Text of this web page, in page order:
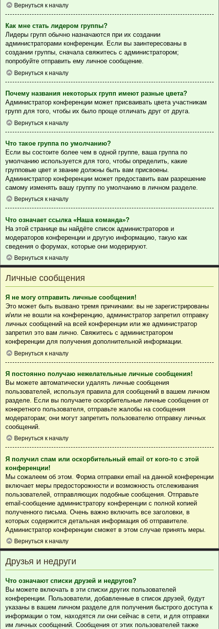
Вернуться к началу
Как мне стать лидером группы?
Лидеры групп обычно назначаются при их создании
администраторами конференции. Если вы заинтересованы в
создании группы, сначала свяжитесь с администратором;
попробуйте отправить ему личное сообщение.
Вернуться к началу
Почему названия некоторых групп имеют разные цвета?
Администратор конференции может присваивать цвета участникам
групп для того, чтобы их было проще отличать друг от друга.
Вернуться к началу
Что такое группа по умолчанию?
Если вы состоите более чем в одной группе, ваша группа по
умолчанию используется для того, чтобы определить, какие
групповые цвет и звание должны быть вам присвоены.
Администратор конференции может предоставить вам разрешение
самому изменять вашу группу по умолчанию в личном разделе.
Вернуться к началу
Что означает ссылка «Наша команда»?
На этой странице вы найдёте список администраторов и
модераторов конференции и другую информацию, такую как
сведения о форумах, которые они модерируют.
Вернуться к началу
Личные сообщения
Я не могу отправить личные сообщения!
Это может быть вызвано тремя причинами: вы не зарегистрированы
и/или не вошли на конференцию, администратор запретил отправку
личных сообщений на всей конференции или же администратор
запретил это вам лично. Свяжитесь с администратором
конференции для получения дополнительной информации.
Вернуться к началу
Я постоянно получаю нежелательные личные сообщения!
Вы можете автоматически удалять личные сообщения
пользователей, используя правила для сообщений в вашем личном
разделе. Если вы получаете оскорбительные личные сообщения от
конкретного пользователя, отправьте жалобы на сообщения
модераторам; они могут запретить пользователю отправку личных
сообщений.
Вернуться к началу
Я получил спам или оскорбительный email от кого-то с этой
конференции!
Мы сожалеем об этом. Форма отправки email на данной конференции
включает меры предосторожности и возможность отслеживания
пользователей, отправляющих подобные сообщения. Отправьте
email-сообщение администратору конференции с полной копией
полученного письма. Очень важно включить все заголовки, в
которых содержится детальная информация об отправителе.
Администратор конференции сможет в этом случае принять меры.
Вернуться к началу
Друзья и недруги
Что означают списки друзей и недругов?
Вы можете включать в эти списки других пользователей
конференции. Пользователи, добавленные в список друзей, будут
указаны в вашем личном разделе для получения быстрого доступа к
информации о том, находятся ли они сейчас в сети, и для отправки
им личных сообщений. Сообщения от этих пользователей также